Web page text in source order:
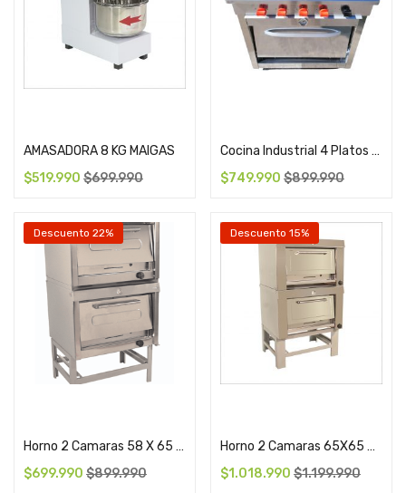
AMASADORA 8 KG MAIGAS
$519.990 $699.990
Cocina Industrial 4 Platos Horno 65X58 Jumbo
$749.990 $899.990
Descuento 22%
Horno 2 Camaras 58 X 65 Cm Maigas
$699.990 $899.990
Descuento 15%
Horno 2 Camaras 65X65 Cms Maigas
$1.018.990 $1.199.990